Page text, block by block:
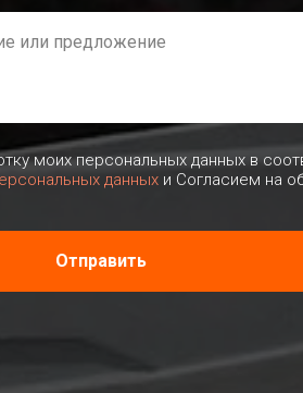
моих персональных данных в
данных и Согласием на
Отправить